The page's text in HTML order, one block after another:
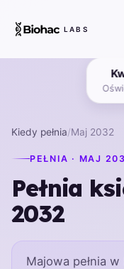
LABS
Kiedy pełnia/Maj 2032
PEŁNIA · MAJ
Pełnia
2032
Majowa pełnia